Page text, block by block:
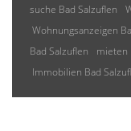
suche Bad Salzuflen
Wohnungsanzeigen
Bad Salzuflen
mieten
Immobilien Bad